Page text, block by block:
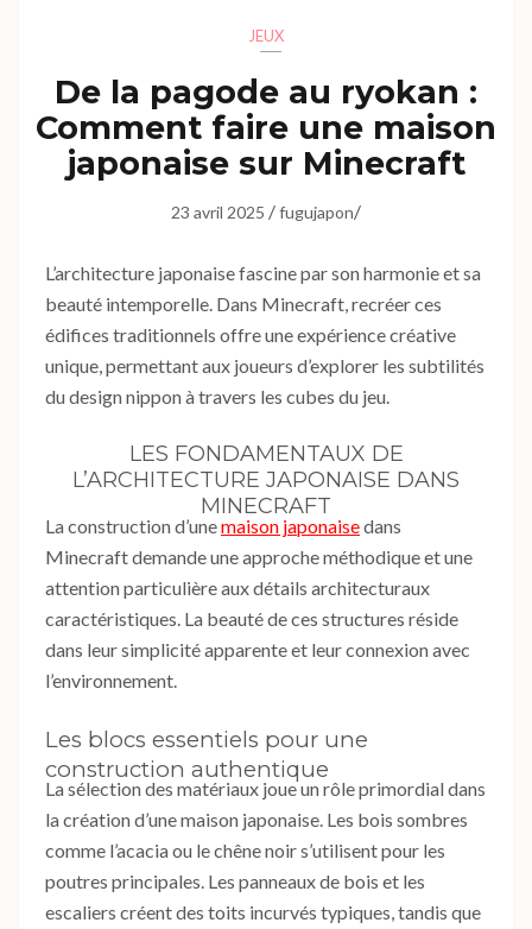
JEUX
De la pagode au ryokan :
Comment faire une maison
japonaise sur Minecraft
23 avril 2025 /fugujapon/
L’architecture japonaise fascine par son harmonie et sa
beauté intemporelle. Dans Minecraft, recréer ces
édifices traditionnels offre une expérience créative
unique, permettant aux joueurs d’explorer les subtilités
du design nippon à travers les cubes du jeu.
LES FONDAMENTAUX DE
L’ARCHITECTURE JAPONAISE DANS
MINECRAFT
La construction d’unemaison japonaisedans
Minecraft demande une approche méthodique et une
attention particulière aux détails architecturaux
caractéristiques. La beauté de ces structures réside
dans leur simplicité apparente et leur connexion avec
l’environnement.
Les blocs essentiels pour une
construction authentique
La sélection des matériaux joue un rôle primordial dans
la création d’une maison japonaise. Les bois sombres
comme l’acacia ou le chêne noir s’utilisent pour les
poutres principales. Les panneaux de bois et les
escaliers créent des toits incurvés typiques, tandis que